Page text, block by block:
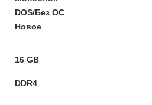
DOS/Без ОС
Новое
16 GB
DDR4